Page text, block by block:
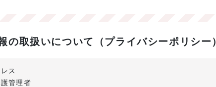
の取扱いについて（プライバシーポリシー）
ス
管理者